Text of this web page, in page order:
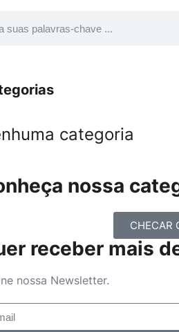
categoria
nossa
CHECAR
receber mais
nossa Newsletter.